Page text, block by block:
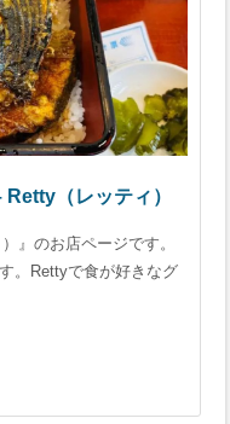
（レッティ）
』のお店ページです。
。Rettyで食が好きなグ